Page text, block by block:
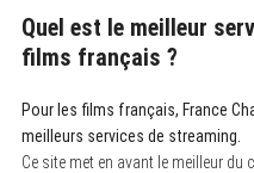
Quel est le meilleur
films français ?
Pour les films français, France
meilleurs services de streaming.
Ce site met en avant le meilleur